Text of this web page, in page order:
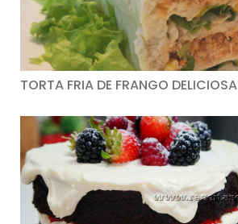
TORTA FRIA DE FRANGO DELICIOSA